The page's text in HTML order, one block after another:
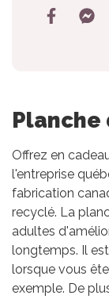
Planche
Offrez en
l'entreprise
fabrication
recyclé. La
adultes
longtemps. Il
lorsque vous
exemple. De